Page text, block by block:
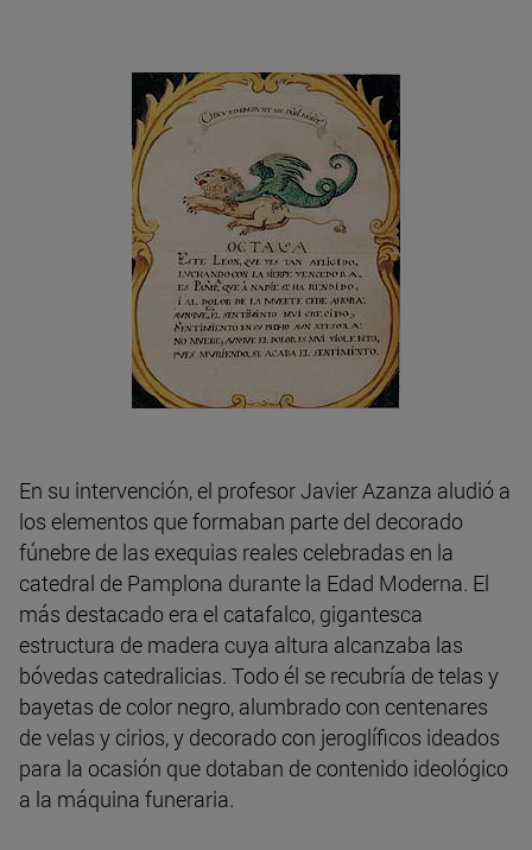
En su intervención, el profesor Javier Azanza aludió a
los elementos que formaban parte del decorado
fúnebre de las exequias reales celebradas en la
catedral de Pamplona durante la Edad Moderna. El
más destacado era el catafalco, gigantesca
estructura de madera cuya altura alcanzaba las
bóvedas catedralicias. Todo él se recubría de telas y
bayetas de color negro, alumbrado con centenares
de velas y cirios, y decorado con jeroglíficos ideados
para la ocasión que dotaban de contenido ideológico
a la máquina funeraria.